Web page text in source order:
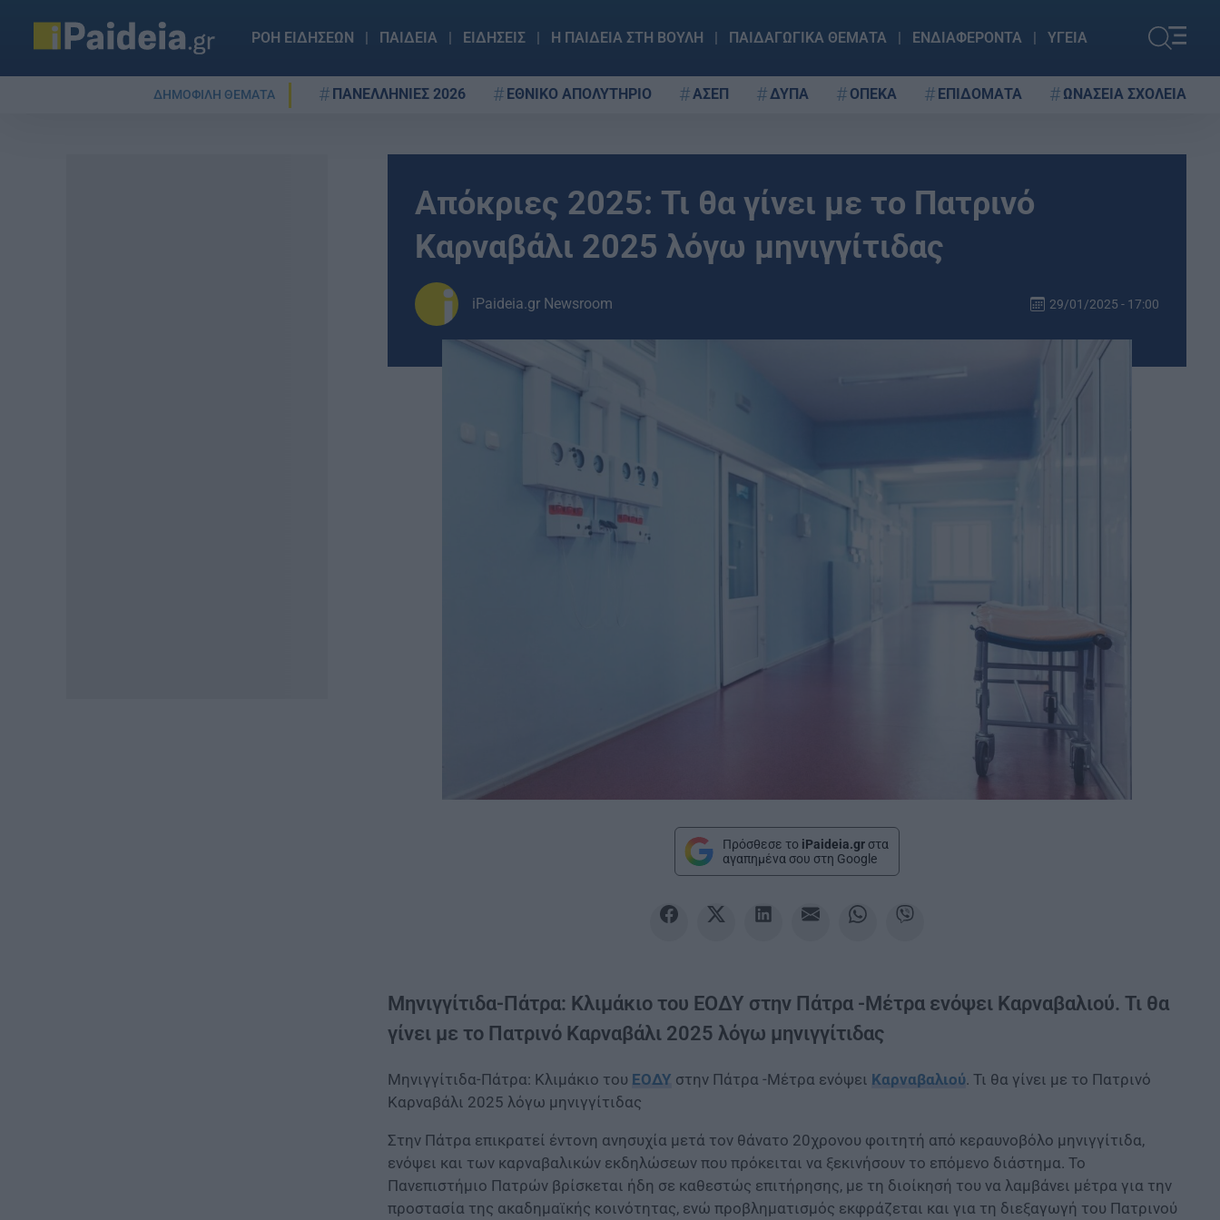
ΡΟΗ ΕΙΔΗΣΕΩΝ ΠΑΙΔΕΙΑ ΕΙΔΗΣΕΙΣ Η ΠΑΙΔΕΙΑ ΣΤΗ ΒΟΥΛΗ ΠΑΙΔΑΓΩΓΙΚΑ ΘΕΜΑΤΑ ΕΝΔΙΑΦΕΡΟΝΤΑ ΥΓΕΙΑ
ΔΗΜΟΦΙΛΗ ΘΕΜΑΤΑ ΠΑΝΕΛΛΗΝΙΕΣ 2026 ΕΘΝΙΚΟ ΑΠΟΛΥΤΗΡΙΟ ΑΣΕΠ ΔΥΠΑ ΟΠΕΚΑ ΕΠΙΔΟΜΑΤΑ ΩΝΑΣΕΙΑ ΣΧΟΛΕΙΑ
Απόκριες 2025: Τι θα γίνει με το Πατρινό
Καρναβάλι 2025 λόγω μηνιγγίτιδας
iPaideia.gr Newsroom 29/01/2025 - 17:00
Πρόσθεσε το iPaideia.gr στα
αγαπημένα σου στη Google
Μηνιγγίτιδα-Πάτρα: Κλιμάκιο του ΕΟΔΥ στην Πάτρα -Μέτρα ενόψει Καρναβαλιού. Τι θα
γίνει με το Πατρινό Καρναβάλι 2025 λόγω μηνιγγίτιδας
Μηνιγγίτιδα-Πάτρα: Κλιμάκιο του ΕΟΔΥ στην Πάτρα -Μέτρα ενόψει Καρναβαλιού. Τι θα γίνει με το Πατρινό
Καρναβάλι 2025 λόγω μηνιγγίτιδας
Στην Πάτρα επικρατεί έντονη ανησυχία μετά τον θάνατο 20χρονου φοιτητή από κεραυνοβόλο μηνιγγίτιδα,
ενόψει και των καρναβαλικών εκδηλώσεων που πρόκειται να ξεκινήσουν το επόμενο διάστημα. Το
Πανεπιστήμιο Πατρών βρίσκεται ήδη σε καθεστώς επιτήρησης, με τη διοίκησή του να λαμβάνει μέτρα για την
προστασία της ακαδημαϊκής κοινότητας, ενώ προβληματισμός εκφράζεται και για τη διεξαγωγή του Πατρινού